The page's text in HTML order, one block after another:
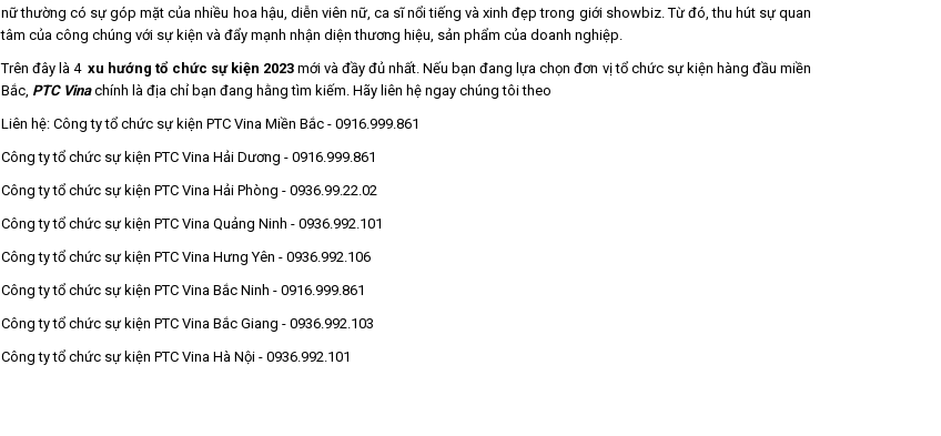
nữ thường có sự góp mặt của nhiều hoa hậu, diễn viên nữ, ca sĩ nổi tiếng và xinh đẹp trong giới showbiz. Từ đó, thu hút sự quan
tâm của công chúng với sự kiện và đẩy mạnh nhận diện thương hiệu, sản phẩm của doanh nghiệp.
Trên đây là 4xu hướng tổ chức sự kiện 2023 mới và đầy đủ nhất. Nếu bạn đang lựa chọn đơn vị tổ chức sự kiện hàng đầu miền
Bắc, PTC Vinachính là địa chỉ bạn đang hằng tìm kiếm. Hãy liên hệ ngay chúng tôi theo
Liên hệ: Công ty tổ chức sự kiện PTC Vina Miền Bắc - 0916.999.861
Công ty tổ chức sự kiện PTC Vina Hải Dương - 0916.999.861
Công ty tổ chức sự kiện PTC Vina Hải Phòng - 0936.99.22.02
Công ty tổ chức sự kiện PTC Vina Quảng Ninh - 0936.992.101
Công ty tổ chức sự kiện PTC Vina Hưng Yên - 0936.992.106
Công ty tổ chức sự kiện PTC Vina Bắc Ninh - 0916.999.861
Công ty tổ chức sự kiện PTC Vina Bắc Giang - 0936.992.103
Công ty tổ chức sự kiện PTC Vina Hà Nội - 0936.992.101